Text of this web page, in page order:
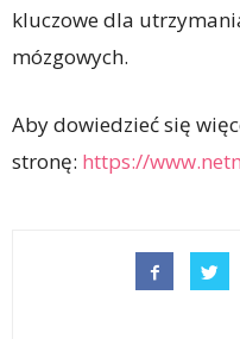
kluczowe dla
mózgowych.
Aby dowiedzieć się
stronę: https://